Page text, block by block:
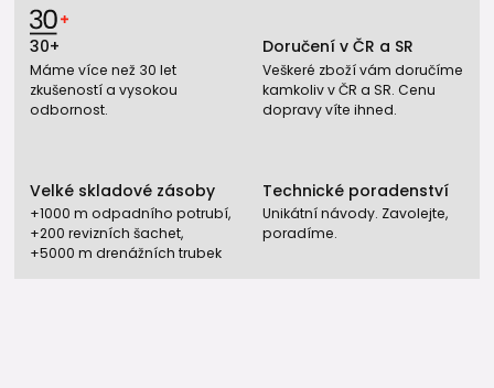
30+
Máme více než 30 let
zkušeností a vysokou
odbornost.
Doručení v ČR a SR
Veškeré zboží vám doručíme
kamkoliv v ČR a SR. Cenu
dopravy víte ihned.
Velké skladové zásoby
+1000 m odpadního potrubí,
+200 revizních šachet,
+5000 m drenážních trubek
Technické poradenství
Unikátní návody. Zavolejte,
poradíme.